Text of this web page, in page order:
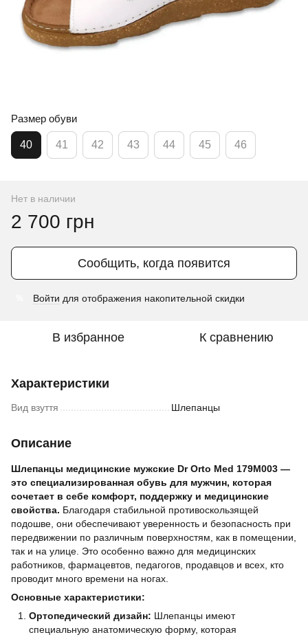
Размер обуви
40 41 42 43 44 45 46
Нет в наличии
2 700 грн
Сообщить, когда появится
Войти для отображения накопительной скидки
В избранное К сравнению
Характеристики
Вид взуття Шлепанцы
Описание
Шлепанцы медицинские мужские Dr Orto Med 179M003 —
это специализированная обувь для мужчин, которая
сочетает в себе комфорт, поддержку и медицинские
свойства. Благодаря стабильной противоскользящей
подошве, они обеспечивают уверенность и безопасность при
передвижении по различным поверхностям, как в помещении,
так и на улице. Это особенно важно для медицинских
работников, фармацевтов, педагогов, продавцов и всех, кто
проводит много времени на ногах.
Основные характеристики:
Ортопедический дизайн: Шлепанцы имеют
специальную анатомическую форму, которая